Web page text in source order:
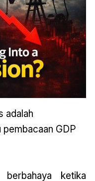
adalah
GDP
ketika